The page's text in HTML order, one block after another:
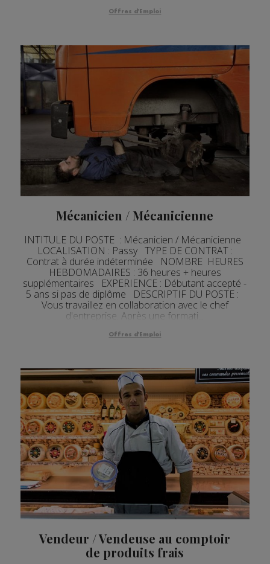
Offres d'Emploi
Mécanicien / Mécanicienne
INTITULE DU POSTE : Mécanicien / Mécanicienne
LOCALISATION : Passy TYPE DE CONTRAT :
Contrat à durée indéterminée NOMBRE HEURES
HEBDOMADAIRES : 36 heures + heures
supplémentaires EXPERIENCE : Débutant accepté -
5 ans si pas de diplôme DESCRIPTIF DU POSTE :
Vous travaillez en collaboration avec le chef
d'entreprise. Après une formati...
Offres d'Emploi
Vendeur / Vendeuse au comptoir
de produits frais